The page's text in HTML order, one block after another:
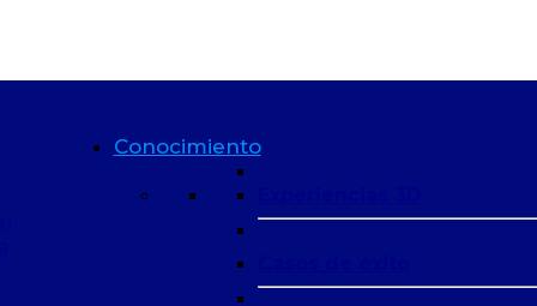
Conocimiento